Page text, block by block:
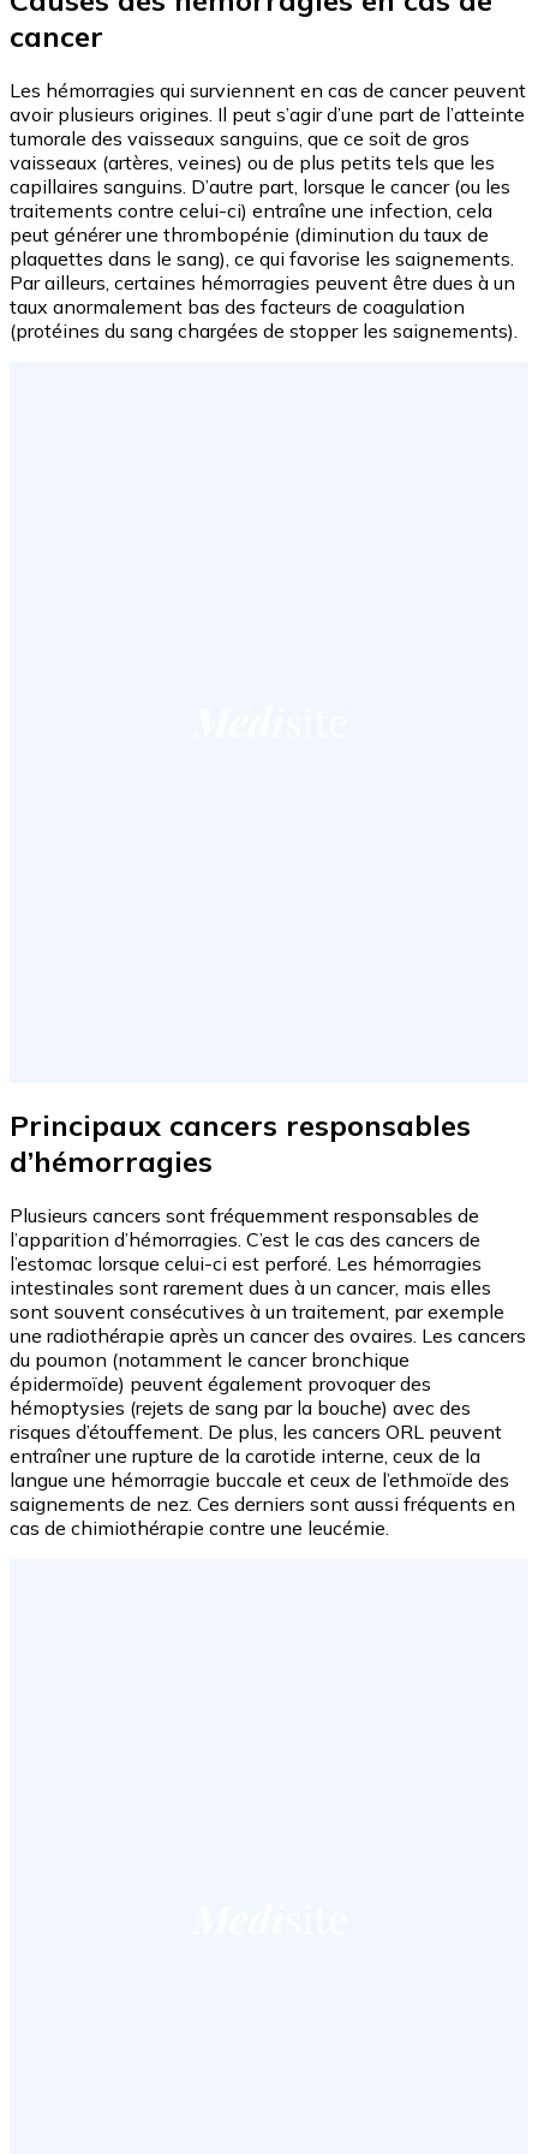
cancer
Les hémorragies qui surviennent en cas de cancer peuvent
avoir plusieurs origines. Il peut s’agir d’une part de l’atteinte
tumorale des vaisseaux sanguins, que ce soit de gros
vaisseaux (artères, veines) ou de plus petits tels que les
capillaires sanguins. D’autre part, lorsque le cancer (ou les
traitements contre celui-ci) entraîne une infection, cela
peut générer une thrombopénie (diminution du taux de
plaquettes dans le sang), ce qui favorise les saignements.
Par ailleurs, certaines hémorragies peuvent être dues à un
taux anormalement bas des facteurs de coagulation
(protéines du sang chargées de stopper les saignements).
Principaux cancers responsables
d’hémorragies
Plusieurs cancers sont fréquemment responsables de
l’apparition d’hémorragies. C’est le cas des cancers de
l’estomac lorsque celui-ci est perforé. Les hémorragies
intestinales sont rarement dues à un cancer, mais elles
sont souvent consécutives à un traitement, par exemple
une radiothérapie après un cancer des ovaires. Les cancers
du poumon (notamment le cancer bronchique
épidermoïde) peuvent également provoquer des
hémoptysies (rejets de sang par la bouche) avec des
risques d’étouffement. De plus, les cancers ORL peuvent
entraîner une rupture de la carotide interne, ceux de la
langue une hémorragie buccale et ceux de l’ethmoïde des
saignements de nez. Ces derniers sont aussi fréquents en
cas de chimiothérapie contre une leucémie.